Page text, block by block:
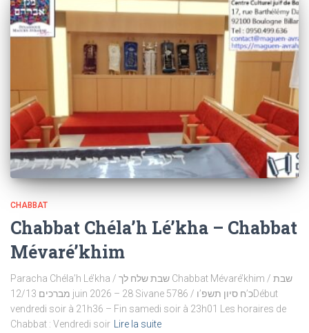
CHABBAT
Chabbat Chéla’h Lé’kha – Chabbat
Mévaré’khim
Paracha Chéla’h Lé’kha / שבת שלח לך Chabbat Mévaré’khim / שבת
מברכים 12/13 juin 2026 – 28 Sivane 5786 / כ’ח סיון תשפ’וDébut
vendredi soir à 21h36 – Fin samedi soir à 23h01 Les horaires de
Chabbat : Vendredi soir
Lire la suite